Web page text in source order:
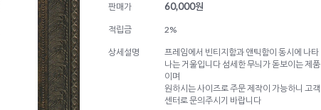
판매가 60,000원
적립금 2%
상세설명
프레임에서 빈티지함과 앤틱함이 동시에 나타
나는 거울입니다 섬세한 무늬가 돋보이는 제품
이며
원하시는 사이즈로 주문 제작이 가능하니 고객
센터로 문의주시기 바랍니다